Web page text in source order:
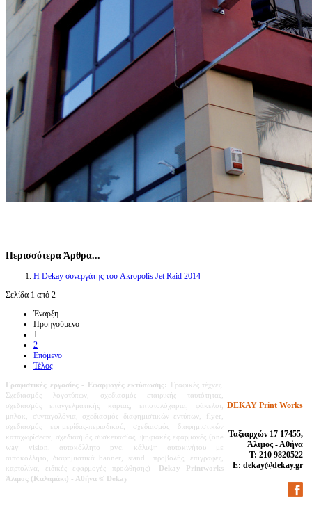
Περισσότερα Άρθρα...
Η Dekay συνεργάτης του Akropolis Jet Raid 2014
Σελίδα 1 από 2
Έναρξη
Προηγούμενο
1
2
Επόμενο
Τέλος
DEKAY Print Works
Ταξιαρχών 17 17455,
Άλιμος - Αθήνα
Τ: 210 9820522
E: dekay@dekay.gr
Γραφιστικές εργασίες - Εφαρμογές εκτύπωσης:
Γραφικές τέχνες.
Σχεδιασμός λογοτύπων, σχεδιασμός εταιρικής ταυτότητας,
σχεδιασμός επαγγελματικής κάρτας, επιστολόχαρτα, φάκελοι,
μπλοκ, συνταγολόγια, σχεδιασμός διαφημιστικών εντύπων, flyer,
σχεδιασμός εφημερίδας-περιοδικού,
σχεδιασμός διαφημιστικών
καταχωρίσεων,
σχεδιασμός συσκευασίας, ψηφιακές εφαρμογές (one
way vision, αυτοκόλλητο pvc, κάλυψη αυτοκινήτου με
αυτοκόλλητο, διαφημιστικά banner, stand προβολής, επιγραφές,
καρτολίνα, ειδικές εφαρμογές προώθησης)-
Dekay Printworks
Άλιμος (Καλαμάκι) - Αθήνα © Dekay